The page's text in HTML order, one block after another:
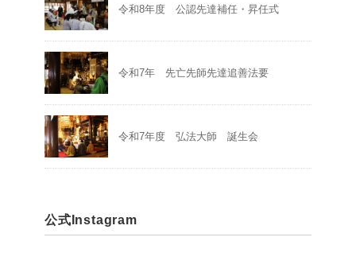
令和8年度 公認先達補任・昇任式
令和7年 先亡先師先達追善法要
令和7年度 弘法大師 誕生会
公式Instagram